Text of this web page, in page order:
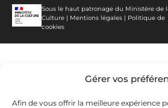
Gérer vos
Afin de vous offrir la meilleure expérience
Sous le haut patronage du Ministère de
Culture | Mentions légales | Politique de
cookies